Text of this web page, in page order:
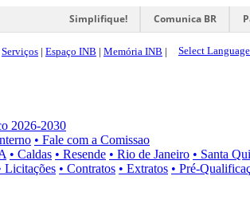
Simplifique! Comunica BR
Serviços | Espaço INB | Memória INB | Select Language
2026-2030
• Fale com a Comissao
• Caldas • Resende • Rio de Janeiro • Santa
Licitações • Contratos • Extratos • Pré-